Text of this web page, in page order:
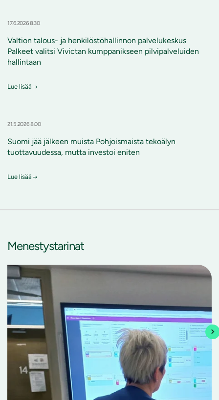
17.6.2026 8.30
Valtion talous- ja henkilöstöhallinnon palvelukeskus
Palkeet valitsi Vivictan kumppanikseen pilvipalveluiden
hallintaan
Lue lisää
21.5.2026 8.00
Suomi jää jälkeen muista Pohjoismaista tekoälyn
tuottavuudessa, mutta investoi eniten
Lue lisää
Menestystarinat